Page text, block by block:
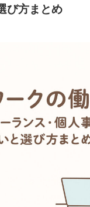
び方まとめ